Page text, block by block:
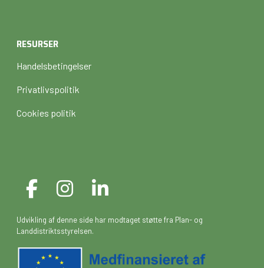
RESURSER
Handelsbetingelser
Privatlivspolitik
Cookies politik
Udvikling af denne side har modtaget støtte fra Plan- og
Landdistriktsstyrelsen.